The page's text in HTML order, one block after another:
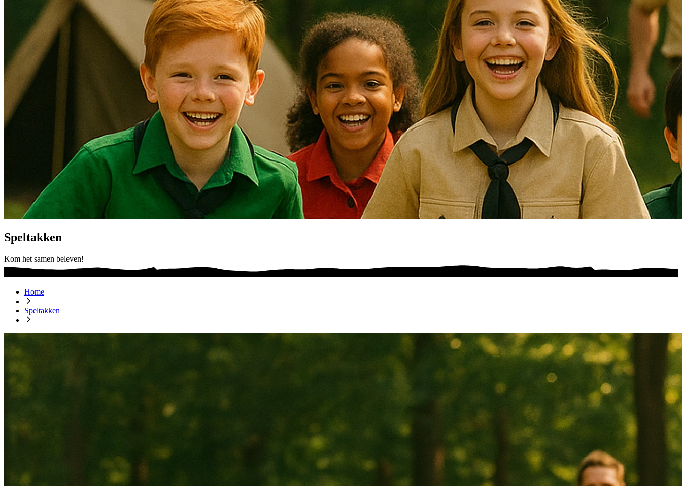
Speltakken
Kom het samen beleven!
Home
Speltakken